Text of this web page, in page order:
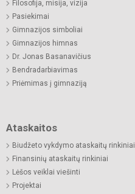
Filosofija, misija, vizija
Pasiekimai
Gimnazijos simboliai
Gimnazijos himnas
Dr. Jonas Basanavičius
Bendradarbiavimas
Priėmimas į gimnaziją
Ataskaitos
Biudžeto vykdymo ataskaitų rinkiniai
Finansinių ataskaitų rinkiniai
Lėšos veiklai viešinti
Projektai